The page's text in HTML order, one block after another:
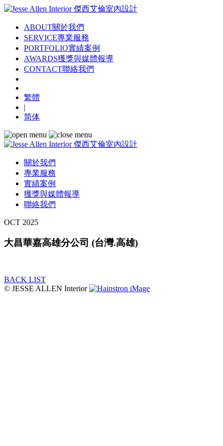
ABOUT關於我們
SERVICE專業服務
PORTFOLIO實績案例
AWARDS獲獎與媒體報導
CONTACT聯絡我們
繁體
|
简体
關於我們
專業服務
實績案例
獲獎與媒體報導
聯絡我們
OCT 2025
大昌華嘉高雄分公司 (台灣.高雄)
BACK LIST
© JESSE ALLEN Interior